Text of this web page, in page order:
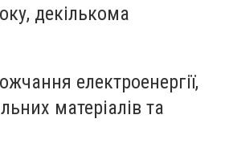
декількома
електроенергії,
матеріалів та